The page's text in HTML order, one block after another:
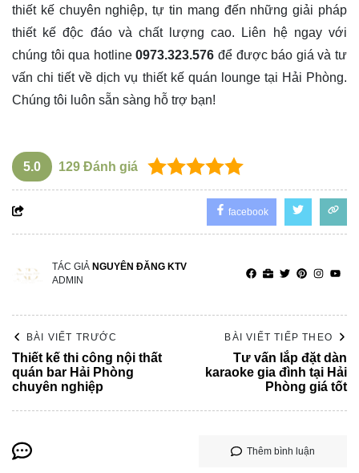
thiết kế chuyên nghiệp, tự tin mang đến những giải pháp
thiết kế độc đáo và chất lượng cao. Liên hệ ngay với
chúng tôi qua hotline0973.323.576 để được báo giá và tư
vấn chi tiết về dịch vụ thiết kế quán lounge tại Hải Phòng.
Chúng tôi luôn sẵn sàng hỗ trợ bạn!
5.0 129 Đánh giá
facebook
TÁC GIẢ NGUYÊN ĐĂNG KTV
ADMIN
BÀI VIẾT TRƯỚC
Thiết kế thi công nội thất
quán bar Hải Phòng
chuyên nghiệp
BÀI VIẾT TIẾP THEO
Tư vấn lắp đặt dàn
karaoke gia đình tại Hải
Phòng giá tốt
Thêm bình luận